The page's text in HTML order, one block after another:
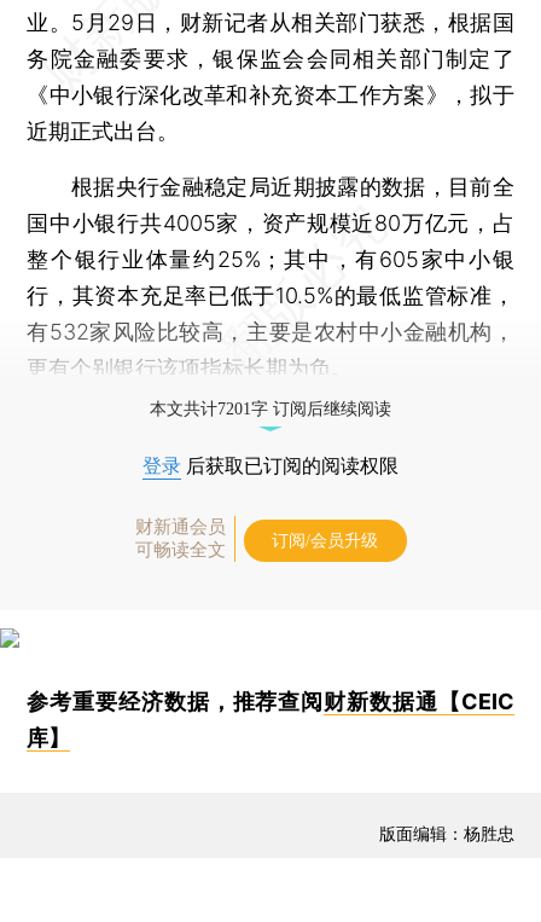
业。5月29日，财新记者从相关部门获悉，根据国
务院金融委要求，银保监会会同相关部门制定了
《中小银行深化改革和补充资本工作方案》，拟于
近期正式出台。
根据央行金融稳定局近期披露的数据，目前全
国中小银行共4005家，资产规模近80万亿元，占
整个银行业体量约25%；其中，有605家中小银
行，其资本充足率已低于10.5%的最低监管标准，
有532家风险比较高，主要是农村中小金融机构，
更有个别银行该项指标长期为负。
本文共计7201字 订阅后继续阅读
登录 后获取已订阅的阅读权限
财新通会员
可畅读全文
订阅/会员升级
参考重要经济数据，推荐查阅 财新数据通【CEIC
库】
版面编辑：杨胜忠